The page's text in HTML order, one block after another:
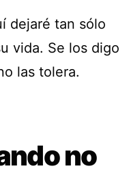
dejaré tan sólo
vida. Se los digo
las tolera.
no